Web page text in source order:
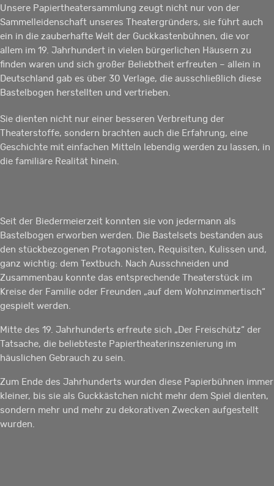
Unsere Papiertheatersammlung zeugt nicht nur von der
Sammelleidenschaft unseres Theatergründers, sie führt auch
ein in die zauberhafte Welt der Guckkastenbühnen, die vor
allem im 19. Jahrhundert in vielen bürgerlichen Häusern zu
finden waren und sich großer Beliebtheit erfreuten – allein in
Deutschland gab es über 30 Verlage, die ausschließlich diese
Bastelbogen herstellten und vertrieben.
Sie dienten nicht nur einer besseren Verbreitung der
Theaterstoffe, sondern brachten auch die Erfahrung, eine
Geschichte mit einfachen Mitteln lebendig werden zu lassen, in
die familiäre Realität hinein.
Seit der Biedermeierzeit konnten sie von jedermann als
Bastelbogen erworben werden. Die Bastelsets bestanden aus
den stückbezogenen Protagonisten, Requisiten, Kulissen und,
ganz wichtig: dem Textbuch. Nach Ausschneiden und
Zusammenbau konnte das entsprechende Theaterstück im
Kreise der Familie oder Freunden „auf dem Wohnzimmertisch“
gespielt werden.
Mitte des 19. Jahrhunderts erfreute sich „Der Freischütz“ der
Tatsache, die beliebteste Papiertheaterinszenierung im
häuslichen Gebrauch zu sein.
Zum Ende des Jahrhunderts wurden diese Papierbühnen immer
kleiner, bis sie als Guckkästchen nicht mehr dem Spiel dienten,
sondern mehr und mehr zu dekorativen Zwecken aufgestellt
wurden.